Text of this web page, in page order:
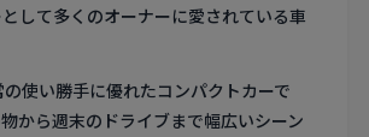
して多くのオーナーに愛されている車
使い勝手に優れたコンパクトカーで
から週末のドライブまで幅広いシーン